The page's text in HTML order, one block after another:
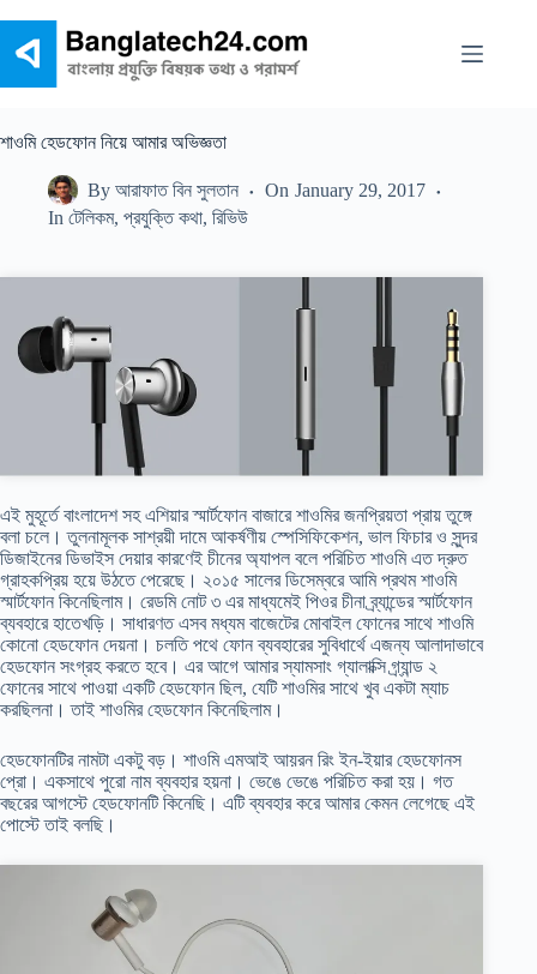
content
শাওমি হেডফোন নিয়ে আমার অভিজ্ঞতা
By আরাফাত বিন সুলতান On January 29, 2017
In টেলিকম,প্রযুক্তি কথা,রিভিউ
এই মুহূর্তে বাংলাদেশ সহ এশিয়ার স্মার্টফোন বাজারে শাওমির জনপ্রিয়তা প্রায় তুঙ্গে
বলা চলে। তুলনামূলক সাশ্রয়ী দামে আকর্ষণীয় স্পেসিফিকেশন, ভাল ফিচার ও সুন্দর
ডিজাইনের ডিভাইস দেয়ার কারণেই চীনের অ্যাপল বলে পরিচিত শাওমি এত দ্রুত
গ্রাহকপ্রিয় হয়ে উঠতে পেরেছে। ২০১৫ সালের ডিসেম্বরে আমি প্রথম শাওমি
স্মার্টফোন কিনেছিলাম। রেডমি নোট ৩ এর মাধ্যমেই পিওর চীনা ব্র্যান্ডের স্মার্টফোন
ব্যবহারে হাতেখড়ি। সাধারণত এসব মধ্যম বাজেটের মোবাইল ফোনের সাথে শাওমি
কোনো হেডফোন দেয়না। চলতি পথে ফোন ব্যবহারের সুবিধার্থে এজন্য আলাদাভাবে
হেডফোন সংগ্রহ করতে হবে। এর আগে আমার স্যামসাং গ্যালাক্সি গ্র্যান্ড ২
ফোনের সাথে পাওয়া একটি হেডফোন ছিল, যেটি শাওমির সাথে খুব একটা ম্যাচ
করছিলনা। তাই শাওমির হেডফোন কিনেছিলাম।
হেডফোনটির নামটা একটু বড়। শাওমি এমআই আয়রন রিং ইন-ইয়ার হেডফোনস
প্রো। একসাথে পুরো নাম ব্যবহার হয়না। ভেঙে ভেঙে পরিচিত করা হয়। গত
বছরের আগস্টে হেডফোনটি কিনেছি। এটি ব্যবহার করে আমার কেমন লেগেছে এই
পোস্টে তাই বলছি।